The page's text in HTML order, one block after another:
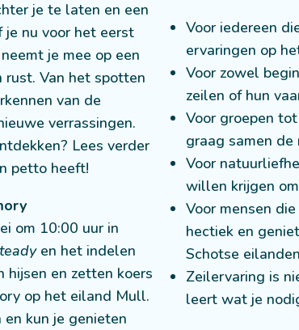
je te laten en een
nu voor het eerst
je mee op een
Van het spotten
van de
verrassingen.
Lees verder
petto heeft!
om 10:00 uur in
en het indelen
hijsen en zetten koers
op het eiland Mull.
kun je genieten
Voor iedereen
ervaringen op
Voor zowel
zeilen of hun
Voor groepen
graag samen de
Voor
willen krijgen
Voor mensen
hectiek en
Schotse
Zeilervaring is
leert wat je